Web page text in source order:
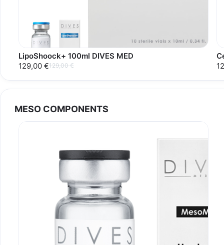
LipoShoock+ 100ml DIVES MED
129,00 €129,00 €
MESO COMPONENTS